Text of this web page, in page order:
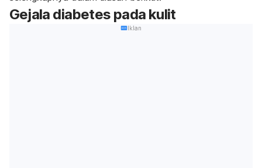
Gejala diabetes pada kulit
Iklan